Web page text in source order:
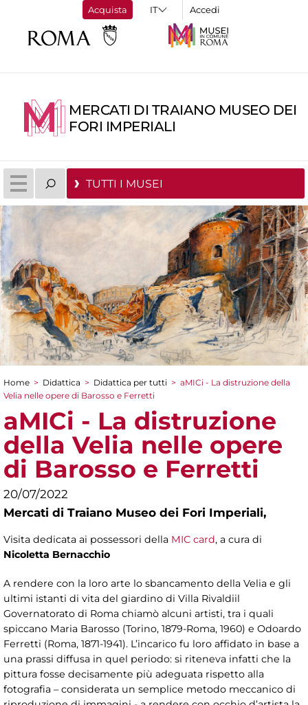
Acquista Accedi
MERCATI DI TRAIANO MUSEO DEI
FORI IMPERIALI
TUTTI I MUSEI
Tu sei qui
Home > Didattica > Didattica per tutti > aMICi - La distruzione della
Velia nelle opere di Barosso e Ferretti
aMICi - La distruzione
della Velia nelle opere
di Barosso e Ferretti
20/07/2022
Mercati di Traiano Museo dei Fori Imperiali,
Visita dedicata ai possessori della MIC card, a cura di
Nicoletta Bernacchio
A rendere con la loro arte lo sbancamento della Velia e gli
ultimi istanti di vita del giardino di Villa Rivaldiil
Governatorato di Roma chiamò alcuni artisti, tra i quali
spiccano Maria Barosso (Torino, 1879-Roma, 1960) e Odoardo
Ferretti (Roma, 1871-1941). L’incarico fu loro affidato in base a
una prassi diffusa in quel periodo: si riteneva infatti che la
pittura fosse decisamente più adeguata rispetto alla
fotografia – considerata un semplice metodo meccanico di